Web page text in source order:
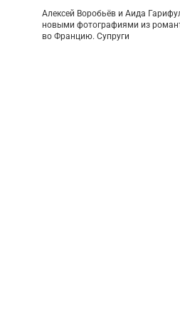
Алексей Воробьёв и Аида
новыми фотографиями из
во Францию. Супруги